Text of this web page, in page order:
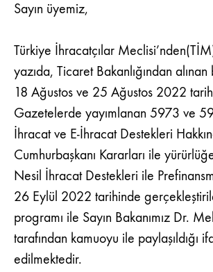
Sayın üyemiz,
Türkiye İhracatçılar
yazıda, Ticaret Bakanlığından alınan
18 Ağustos ve 25 Ağustos 2022
Gazetelerde yayımlanan 5973 ve
İhracat ve E-İhracat Destekleri
Cumhurbaşkanı Kararları ile
Nesil İhracat Destekleri ile
26 Eylül 2022 tarihinde
programı ile Sayın Bakanımız Dr.
tarafından kamuoyu ile paylaşıldığı
edilmektedir.